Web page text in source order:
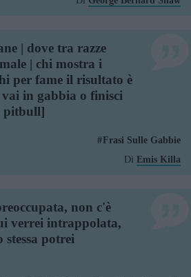
| dove tra razze
| chi mostra i
per fame il risultato è
in gabbia o finisci
pitbull]
Frasi Sulle Gabbie
Di Emis Killa
non c'è
verrei intrappolata,
potrei